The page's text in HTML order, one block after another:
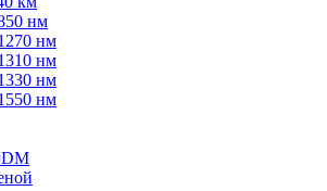
нм
нм
нм
нм
нм